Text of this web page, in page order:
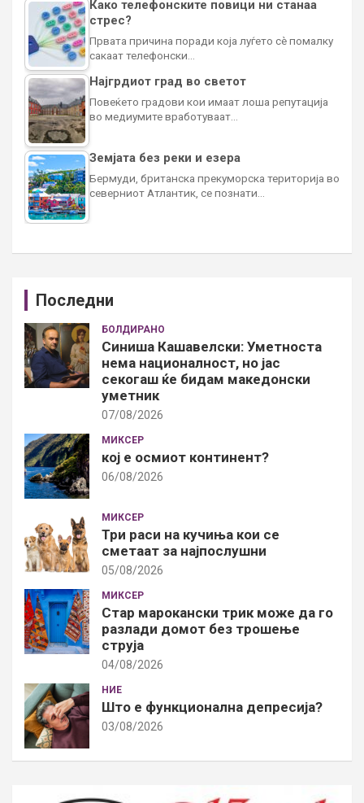
Како телефонските повици ни станаа
стрес?
Првата причина поради која луѓето сè помалку
сакаат телефонски…
Најгрдиот град во светот
Повеќето градови кои имаат лоша репутација
во медиумите вработуваат…
Земјата без реки и езера
Бермуди, британска прекуморска територија во
северниот Атлантик, се познати…
Последни
БОЛДИРАНО
Синиша Кашавелски: Уметноста
нема националност, но јас
секогаш ќе бидам македонски
уметник
07/08/2026
МИКСЕР
кој е осмиот континент?
06/08/2026
МИКСЕР
Три раси на кучиња кои се
сметаат за најпослушни
05/08/2026
МИКСЕР
Стар марокански трик може да го
разлади домот без трошење
струја
04/08/2026
НИЕ
Што е функционална депресија?
03/08/2026